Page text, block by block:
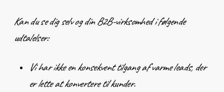
Kan du se dig selv og din B2B-virksomhed i følgende
udtalelser:
Vi har ikke en konsekvent tilgang af varme leads, der
er lette at konvertere til kunder.